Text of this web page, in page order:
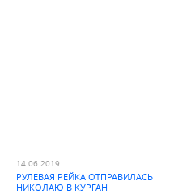
14.06.2019
РУЛЕВАЯ РЕЙКА ОТПРАВИЛАСЬ
НИКОЛАЮ В КУРГАН